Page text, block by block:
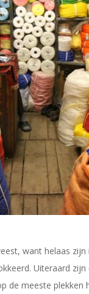
want helaas
Uiteraard
meeste plekken